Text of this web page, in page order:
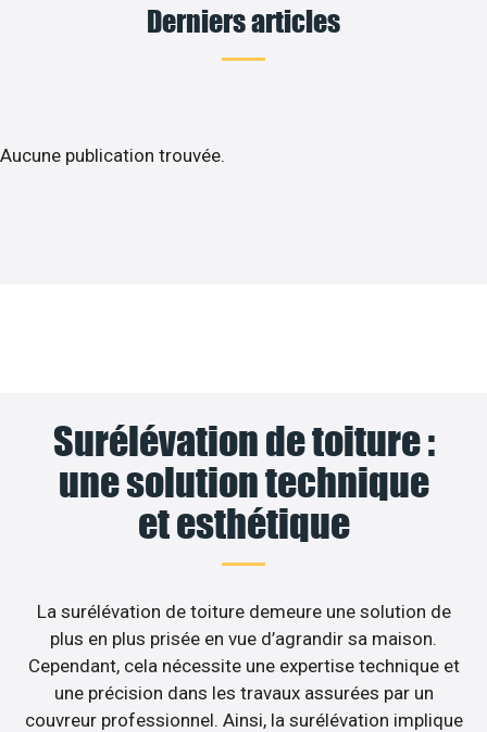
Derniers articles
Aucune publication trouvée.
Surélévation de toiture :
une solution technique
et esthétique
La surélévation de toiture demeure une solution de
plus en plus prisée en vue d’agrandir sa maison.
Cependant, cela nécessite une expertise technique et
une précision dans les travaux assurées par un
couvreur professionnel. Ainsi, la surélévation implique